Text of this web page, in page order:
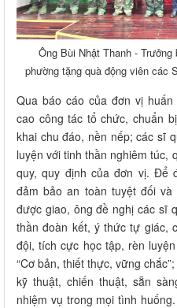
Ông Bùi Nhật Thanh -
phường tặng quà động viên các
Qua báo cáo của đơn vị
cao công tác tổ chức, chuẩn
khai chu đáo, nền nếp; các sĩ
luyện với tinh thần nghiêm túc,
quy, quy định của đơn vị. Để
đảm bảo an toàn tuyệt đối
được giao, ông đề nghị các sĩ
thần đoàn kết, ý thức tự giác,
đội, tích cực học tập, rèn
“Cơ bản, thiết thực, vững
kỹ thuật, chiến thuật, sẵn
nhiệm vụ trong mọi tình